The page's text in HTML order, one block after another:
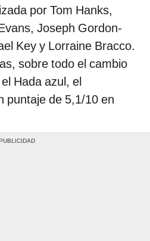
por Tom Hanks,
Joseph Gordon-
Key y Lorraine Bracco.
sobre todo el cambio
Hada azul, el
puntaje de 5,1/10 en